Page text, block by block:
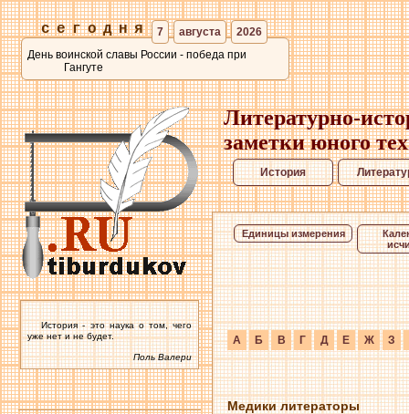
сегодня 7 августа
2026
День воинской славы России - победа при
Гангуте
История - это наука о том, чего
уже нет и не будет.
Поль Валери
Литературно-
заметки юного
История
Единицы измерения
А Б В Г Д Е Ж З
Медики литераторы